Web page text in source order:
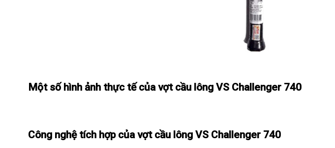
Một số hình ảnh thực tế của vợt cầu lông VS Challenger 740
Công nghệ tích hợp của vợt cầu lông VS Challenger 740